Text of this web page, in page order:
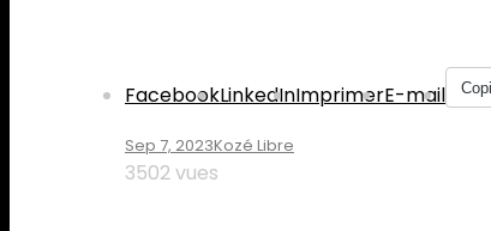
FacebookLinkedInImprimerE-mail
Sep 7, 2023Kozé Libre
3502 vues